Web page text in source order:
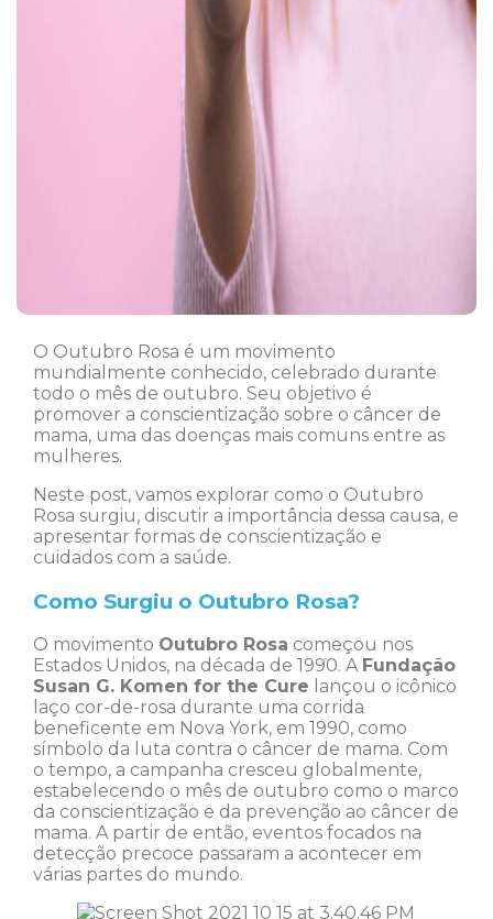
O Outubro Rosa é um movimento
mundialmente conhecido, celebrado durante
todo o mês de outubro. Seu objetivo é
promover a conscientização sobre o câncer de
mama, uma das doenças mais comuns entre as
mulheres.
Neste post, vamos explorar como o Outubro
Rosa surgiu, discutir a importância dessa causa, e
apresentar formas de conscientização e
cuidados com a saúde.
Como Surgiu o Outubro Rosa?
O movimento Outubro Rosa começou nos
Estados Unidos, na década de 1990. A Fundação
Susan G. Komen for the Cure lançou o icônico
laço cor-de-rosa durante uma corrida
beneficente em Nova York, em 1990, como
símbolo da luta contra o câncer de mama. Com
o tempo, a campanha cresceu globalmente,
estabelecendo o mês de outubro como o marco
da conscientização e da prevenção ao câncer de
mama. A partir de então, eventos focados na
detecção precoce passaram a acontecer em
várias partes do mundo.